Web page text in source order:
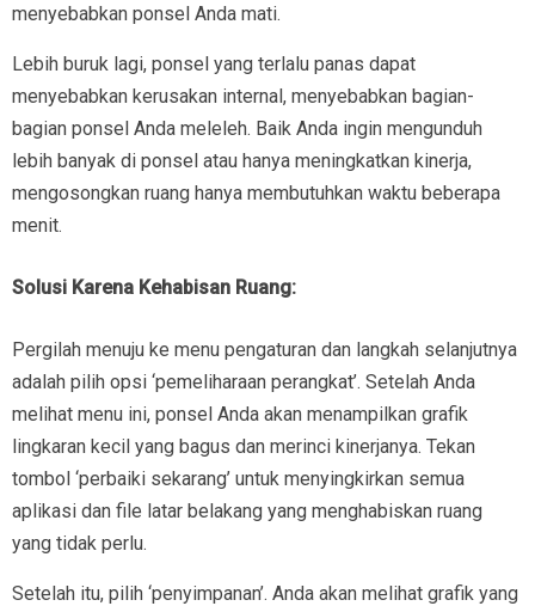
menyebabkan ponsel Anda mati.
Lebih buruk lagi, ponsel yang terlalu panas dapat
menyebabkan kerusakan internal, menyebabkan bagian-
bagian ponsel Anda meleleh. Baik Anda ingin mengunduh
lebih banyak di ponsel atau hanya meningkatkan kinerja,
mengosongkan ruang hanya membutuhkan waktu beberapa
menit.
Solusi Karena Kehabisan Ruang:
Pergilah menuju ke menu pengaturan dan langkah selanjutnya
adalah pilih opsi ‘pemeliharaan perangkat’. Setelah Anda
melihat menu ini, ponsel Anda akan menampilkan grafik
lingkaran kecil yang bagus dan merinci kinerjanya. Tekan
tombol ‘perbaiki sekarang’ untuk menyingkirkan semua
aplikasi dan file latar belakang yang menghabiskan ruang
yang tidak perlu.
Setelah itu, pilih ‘penyimpanan’. Anda akan melihat grafik yang